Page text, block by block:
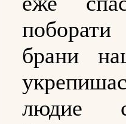
брани
людие